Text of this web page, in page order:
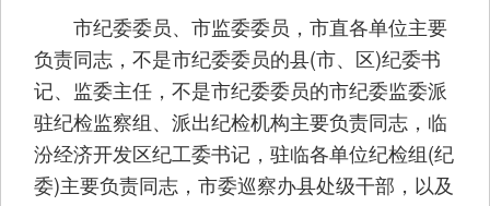
市纪委委员、市监委委员，市直各单位主要
负责同志，不是市纪委委员的县(市、区)纪委书
记、监委主任，不是市纪委委员的市纪委监委派
驻纪检监察组、派出纪检机构主要负责同志，临
汾经济开发区纪工委书记，驻临各单位纪检组(纪
委)主要负责同志，市委巡察办县处级干部，以及